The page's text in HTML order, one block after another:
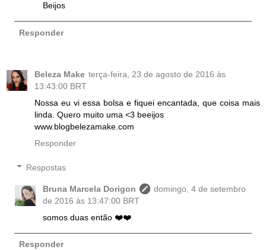
Beijos
Responder
Beleza Make terça-feira, 23 de agosto de 2016 às
13:43:00 BRT
Nossa eu vi essa bolsa e fiquei encantada, que coisa mais
linda. Quero muito uma <3 beeijos
www.blogbelezamake.com
Responder
Respostas
Bruna Marcela Dorigon
domingo, 4 de setembro
de 2016 às 13:47:00 BRT
somos duas então ❤️❤️
Responder